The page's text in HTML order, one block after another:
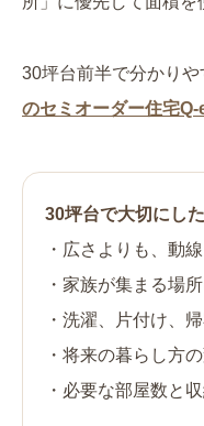
30坪台前半で分かり
のセミオーダー住宅Q-
30坪台で大切にし
・広さよりも、動
・家族が集まる場
・洗濯、片付け、
・将来の暮らし方
・必要な部屋数と